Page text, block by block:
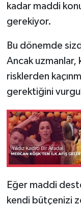
kadar maddi
gerekiyor.
Bu dönemde
Ancak uzmanlar,
risklerden
gerektiğini
Eğer maddi
kendi bütçenizi